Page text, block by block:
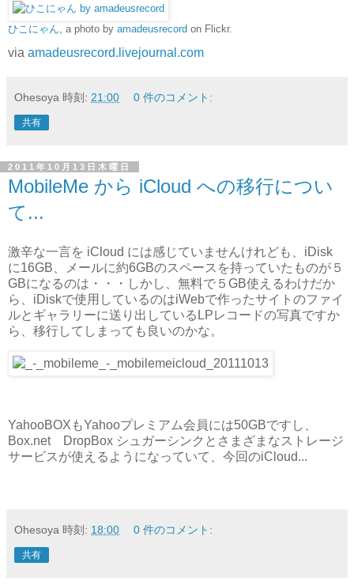
ひこにゃん , a photo by amadeusrecord on Flickr.
via amadeusrecord.livejournal.com
Ohesoya 時刻: 21:00 0 件のコメント:
共有
2011年10月13日木曜日
MobileMe から iCloud への移行につい
て...
激辛な一言を iCloud には感じていませんけれども、iDisk
に16GB、メールに約6GBのスペースを持っていたものが５
GBになるのは・・・しかし、無料で５GB使えるわけだか
ら、iDiskで使用しているのはiWebで作ったサイトのファイ
ルとギャラリーに送り出しているLPレコードの写真ですか
ら、移行してしまっても良いのかな。
YahooBOXもYahooプレミアム会員には50GBですし、
Box.net DropBox シュガーシンクとさまざまなストレージ
サービスが使えるようになっていて、今回のiCloud...
Ohesoya 時刻: 18:00 0 件のコメント:
共有